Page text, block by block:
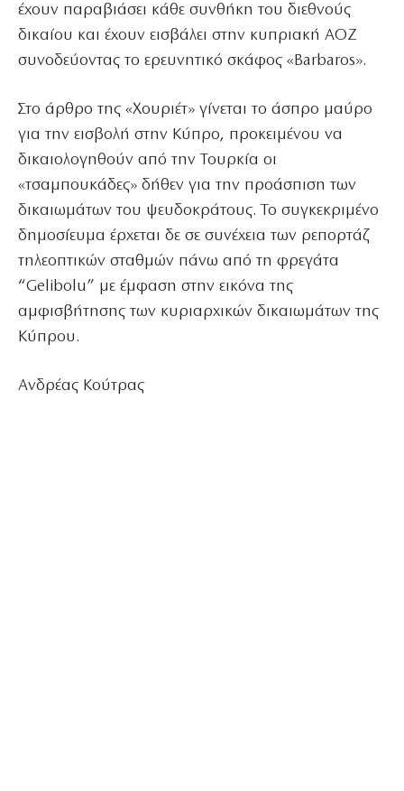
έχουν παραβιάσει κάθε συνθήκη του διεθνούς
δικαίου και έχουν εισβάλει στην κυπριακή ΑΟΖ
συνοδεύοντας το ερευνητικό σκάφος «Barbaros».
Στο άρθρο της «Χουριέτ» γίνεται το άσπρο μαύρο
για την εισβολή στην Κύπρο, προκειμένου να
δικαιολογηθούν από την Τουρκία οι
«τσαμπουκάδες» δήθεν για την προάσπιση των
δικαιωμάτων του ψευδοκράτους. Το συγκεκριμένο
δημοσίευμα έρχεται δε σε συνέχεια των ρεπορτάζ
τηλεοπτικών σταθμών πάνω από τη φρεγάτα
“Gelibolu” με έμφαση στην εικόνα της
αμφισβήτησης των κυριαρχικών δικαιωμάτων της
Κύπρου.
Ανδρέας Κούτρας